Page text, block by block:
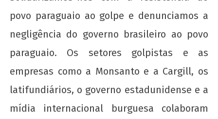
povo paraguaio ao golpe e denunciamos a
negligência do governo brasileiro ao povo
paraguaio. Os setores golpistas e as
empresas como a Monsanto e a Cargill, os
latifundiários, o governo estadunidense e a
mídia internacional burguesa colaboram